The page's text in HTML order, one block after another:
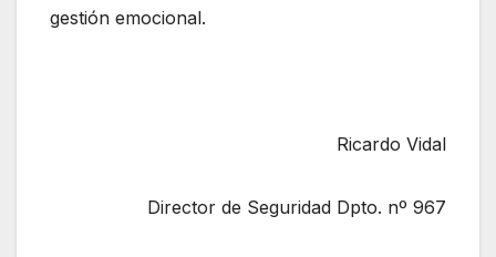
gestión emocional.
Ricardo Vidal
Director de Seguridad Dpto. nº 967